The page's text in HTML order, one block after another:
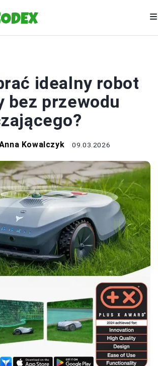
idealny robot
bez przewodu
Kowalczyk 09.03.2026